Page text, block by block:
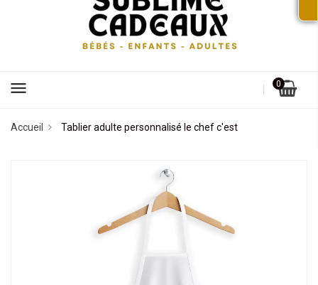
menu 0
Accueil Tablier adulte personnalisé le chef c'est